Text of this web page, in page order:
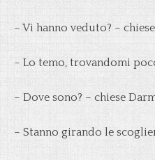
– Vi hanno veduto? –
– Lo temo, trovandomi
– Dove sono? – chiese
– Stanno girando le